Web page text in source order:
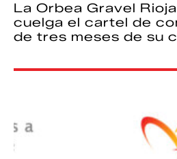
La Orbea Gravel
cuelga el cartel de
de tres meses de su